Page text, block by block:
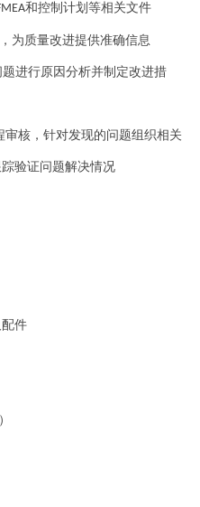
和控制计划等相关文件
为质量改进提供准确信息
进行原因分析并制定改进措
核，针对发现的问题组织相关
验证问题解决情况
件